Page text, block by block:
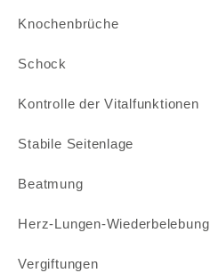
Knochenbrüche
Schock
Kontrolle der Vitalfunktionen
Stabile Seitenlage
Beatmung
Herz-Lungen-Wiederbelebung
Vergiftungen